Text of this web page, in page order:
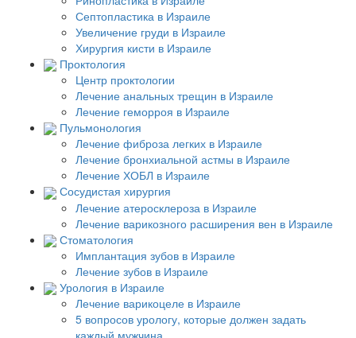
Септопластика в Израиле
Увеличение груди в Израиле
Хирургия кисти в Израиле
Проктология
Центр проктологии
Лечение анальных трещин в Израиле
Лечение геморроя в Израиле
Пульмонология
Лечение фиброза легких в Израиле
Лечение бронхиальной астмы в Израиле
Лечение ХОБЛ в Израиле
Сосудистая хирургия
Лечение атеросклероза в Израиле
Лечение варикозного расширения вен в Израиле
Стоматология
Имплантация зубов в Израиле
Лечение зубов в Израиле
Урология в Израиле
Лечение варикоцеле в Израиле
5 вопросов урологу, которые должен задать